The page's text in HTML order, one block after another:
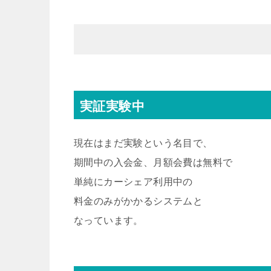
実証実験中
現在はまだ実験という名目で、
期間中の入会金、月額会費は無料で
単純にカーシェア利用中の
料金のみがかかるシステムと
なっています。